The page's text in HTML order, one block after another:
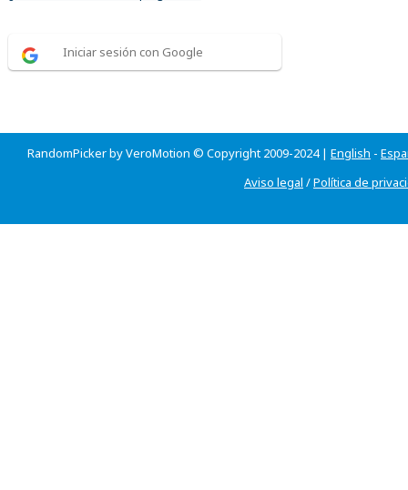
Iniciar sesión con Google
RandomPicker by VeroMotion © Copyright 2009-2024 | English -
Aviso legal /Política de